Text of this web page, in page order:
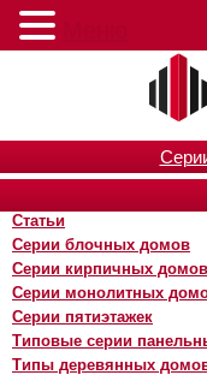
Статьи
Серии блочных домов
Серии кирпичных домов
Серии монолитных
Серии пятиэтажек
Типовые серии
Типы деревянных